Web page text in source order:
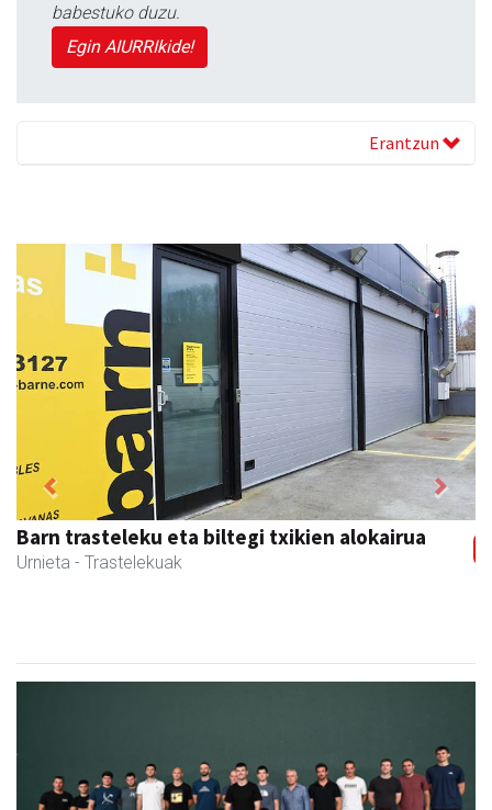
babestuko duzu.
Egin AIURRIkide!
Erantzun
Barn trasteleku eta biltegi txikien alokairua
Urnieta - Trastelekuak
Previous Next